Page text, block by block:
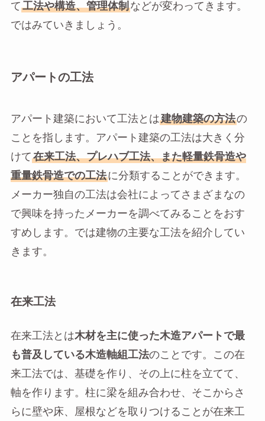
て 工法や構造、管理体制などが変わってきます。
ではみていきましょう。
アパートの工法
アパート建築において工法とは建物建築の方法の
ことを指します。アパート建築の工法は大きく分
けて 在来工法、プレハブ工法、また軽量鉄骨造や
重量鉄骨造での工法に分類することができます。
メーカー独自の工法は会社によってさまざまなの
で興味を持ったメーカーを調べてみることをおす
すめします。では建物の主要な工法を紹介してい
きます。
在来工法
在来工法とは木材を主に使った木造アパートで最
も普及している木造軸組工法のことです。この在
来工法では、基礎を作り、その上に柱を立てて、
軸を作ります。柱に梁を組み合わせ、そこからさ
らに壁や床、屋根などを取りつけることが在来工